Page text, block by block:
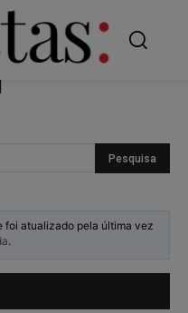
foi atualizado pela última vez
.